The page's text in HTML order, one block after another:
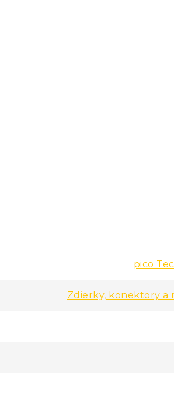
pico
Zdierky, konektory a